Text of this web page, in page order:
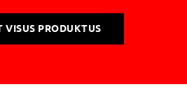
VISUS PRODUKTUS